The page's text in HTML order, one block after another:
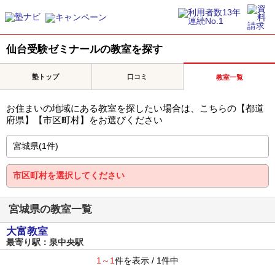
仙台受験ゼミナールの教室を探す
塾トップ 口コミ 教室一覧
お住まいの地域にある教室を探したい場合は、こちらの【都道
府県】【市区町村】をお選びください
宮城県の教室一覧
大富教室
最寄り駅：泉中央駅
1～1件を表示 / 1件中